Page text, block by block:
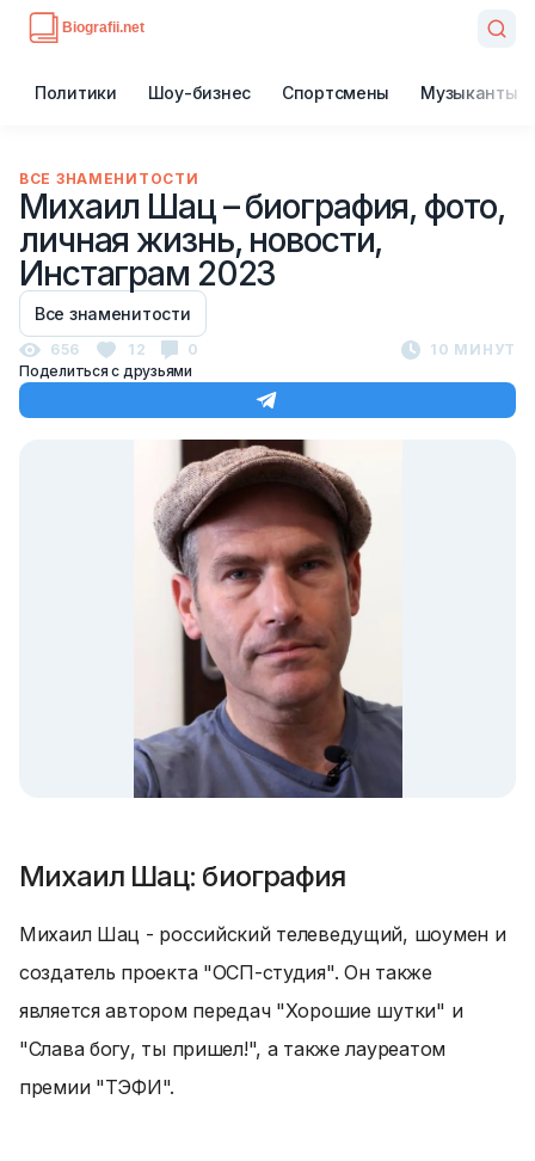
Политики Шоу-бизнес Спортсмены Музыканты
ВСЕ ЗНАМЕНИТОСТИ
Михаил Шац – биография, фото,
личная жизнь, новости,
Инстаграм 2023
Все знаменитости
656 12 0
10 МИНУТ
Поделиться с друзьями
Михаил Шац: биография
Михаил Шац - российский телеведущий, шоумен и
создатель проекта "ОСП-студия". Он также
является автором передач "Хорошие шутки" и
"Слава богу, ты пришел!", а также лауреатом
премии "ТЭФИ".